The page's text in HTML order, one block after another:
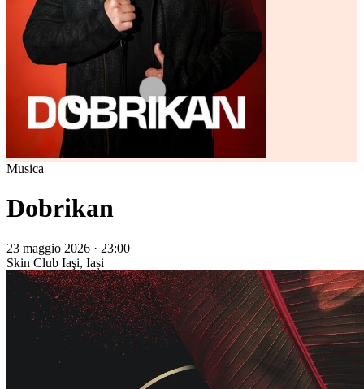
Musica
Dobrikan
23 maggio 2026 · 23:00
Skin Club Iaşi, Iași